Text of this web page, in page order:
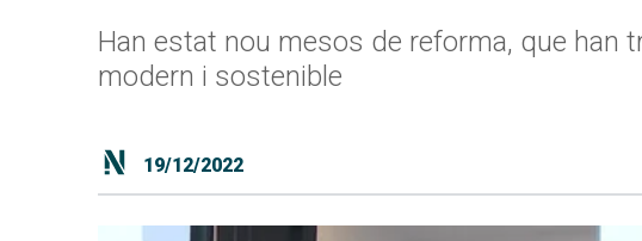
Han estat nou mesos de reforma, que han
modern i sostenible
19/12/2022